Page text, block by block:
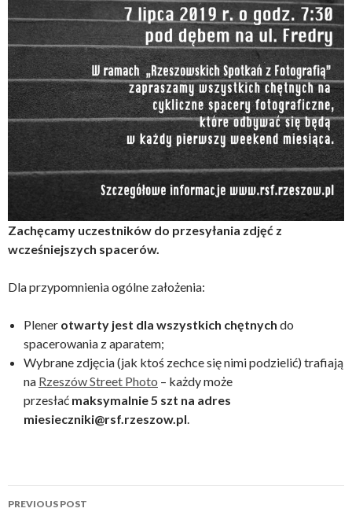
Zachęcamy uczestników do przesyłania zdjęć z
wcześniejszych spacerów.
Dla przypomnienia ogólne założenia:
Plener otwarty jest dla wszystkich chętnych do
spacerowania z aparatem;
Wybrane zdjęcia (jak ktoś zechce się nimi podzielić) trafiają
na Rzeszów Street Photo – każdy może
przesłać maksymalnie 5 szt na adres
miesieczniki@rsf.rzeszow.pl.
Post
PREVIOUS POST